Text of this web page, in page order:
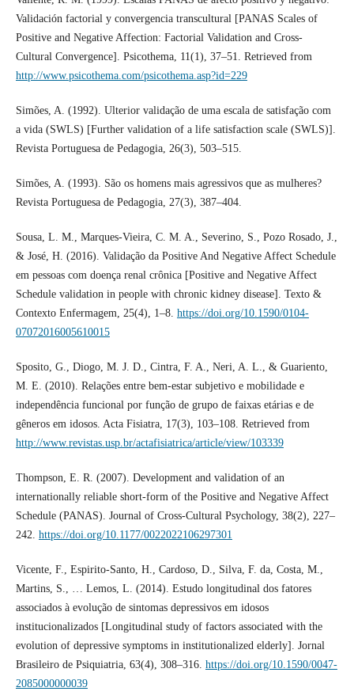
Validación factorial y convergencia transcultural [PANAS Scales of
Positive and Negative Affection: Factorial Validation and Cross-
Cultural Convergence]. Psicothema, 11(1), 37–51. Retrieved from
http://www.psicothema.com/psicothema.asp?id=229
Simões, A. (1992). Ulterior validação de uma escala de satisfação com
a vida (SWLS) [Further validation of a life satisfaction scale (SWLS)].
Revista Portuguesa de Pedagogia, 26(3), 503–515.
Simões, A. (1993). São os homens mais agressivos que as mulheres?
Revista Portuguesa de Pedagogia, 27(3), 387–404.
Sousa, L. M., Marques-Vieira, C. M. A., Severino, S., Pozo Rosado, J.,
& José, H. (2016). Validação da Positive And Negative Affect Schedule
em pessoas com doença renal crônica [Positive and Negative Affect
Schedule validation in people with chronic kidney disease]. Texto &
Contexto Enfermagem, 25(4), 1–8. https://doi.org/10.1590/0104-
07072016005610015
Sposito, G., Diogo, M. J. D., Cintra, F. A., Neri, A. L., & Guariento,
M. E. (2010). Relações entre bem-estar subjetivo e mobilidade e
independência funcional por função de grupo de faixas etárias e de
gêneros em idosos. Acta Fisiatra, 17(3), 103–108. Retrieved from
http://www.revistas.usp.br/actafisiatrica/article/view/103339
Thompson, E. R. (2007). Development and validation of an
internationally reliable short-form of the Positive and Negative Affect
Schedule (PANAS). Journal of Cross-Cultural Psychology, 38(2), 227–
242. https://doi.org/10.1177/0022022106297301
Vicente, F., Espirito-Santo, H., Cardoso, D., Silva, F. da, Costa, M.,
Martins, S., … Lemos, L. (2014). Estudo longitudinal dos fatores
associados à evolução de sintomas depressivos em idosos
institucionalizados [Longitudinal study of factors associated with the
evolution of depressive symptoms in institutionalized elderly]. Jornal
Brasileiro de Psiquiatria, 63(4), 308–316. https://doi.org/10.1590/0047-
2085000000039